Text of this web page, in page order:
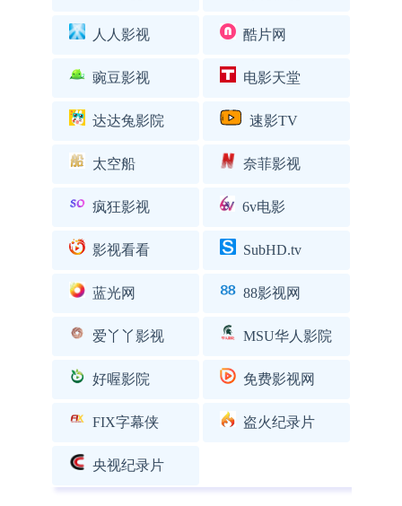
人人影视 酷片网
豌豆影视 电影天堂
达达兔影院 速影TV
太空船 奈菲影视
疯狂影视 6v电影
影视看看 SubHD.tv
蓝光网 88影视网
爱丫丫影视 MSU华人影院
好喔影院 免费影视网
FIX字幕侠 盗火纪录片
央视纪录片